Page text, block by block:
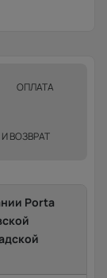
ОПЛАТА
ВОЗВРАТ
Porta